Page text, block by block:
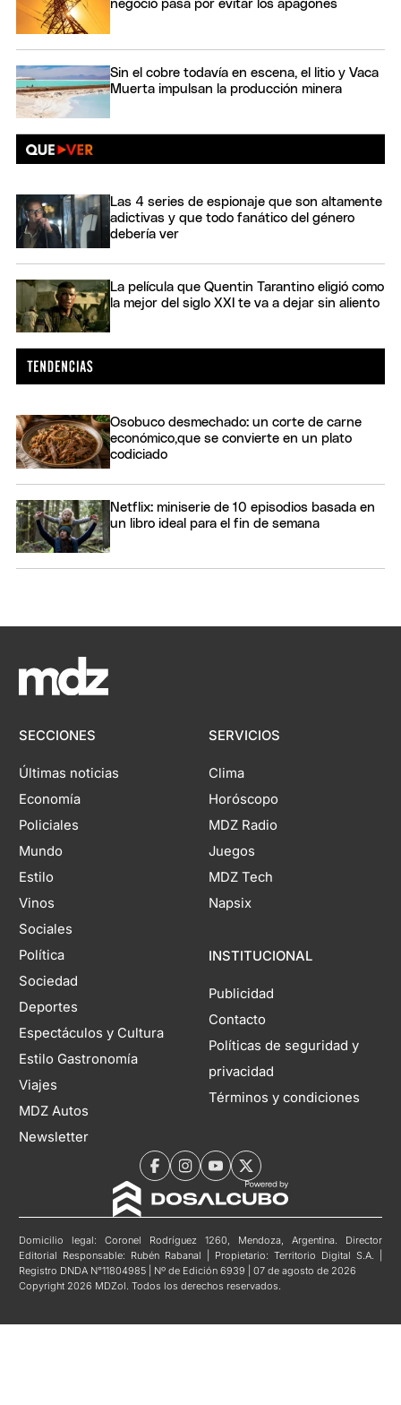
negocio pasa por evitar los apagones
Sin el cobre todavía en escena, el litio y Vaca
Muerta impulsan la producción minera
Las 4 series de espionaje que son altamente
adictivas y que todo fanático del género
debería ver
La película que Quentin Tarantino eligió como
la mejor del siglo XXI te va a dejar sin aliento
Osobuco desmechado: un corte de carne
económico,que se convierte en un plato
codiciado
Netflix: miniserie de 10 episodios basada en
un libro ideal para el fin de semana
SECCIONES
Últimas noticias
Economía
Policiales
Mundo
Estilo
Vinos
Sociales
Política
Sociedad
Deportes
Espectáculos y Cultura
Estilo Gastronomía
Viajes
MDZ Autos
Newsletter
SERVICIOS
Clima
Horóscopo
MDZ Radio
Juegos
MDZ Tech
Napsix
INSTITUCIONAL
Publicidad
Contacto
Políticas de seguridad y
privacidad
Términos y condiciones
Domicilio legal: Coronel Rodríguez 1260, Mendoza, Argentina. Director
Editorial Responsable: Rubén Rabanal | Propietario: Territorio Digital S.A. |
Registro DNDA N°11804985 | Nº de Edición 6939 | 07 de agosto de 2026
Copyright 2026 MDZol. Todos los derechos reservados.